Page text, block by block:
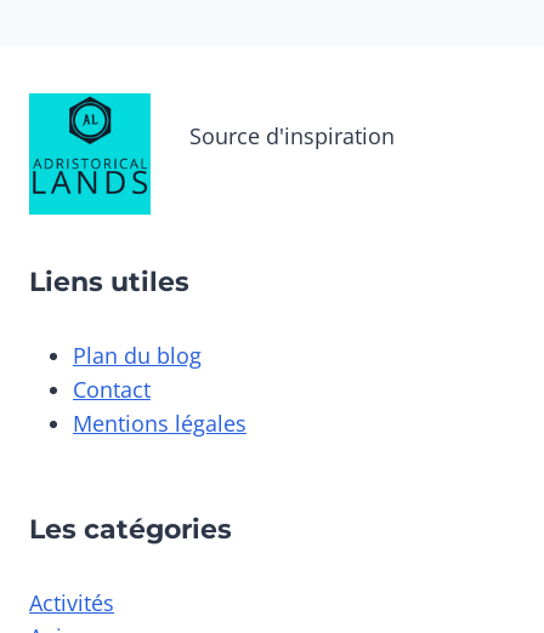
Source d'inspiration
Liens utiles
Plan du blog
Contact
Mentions légales
Les catégories
Activités